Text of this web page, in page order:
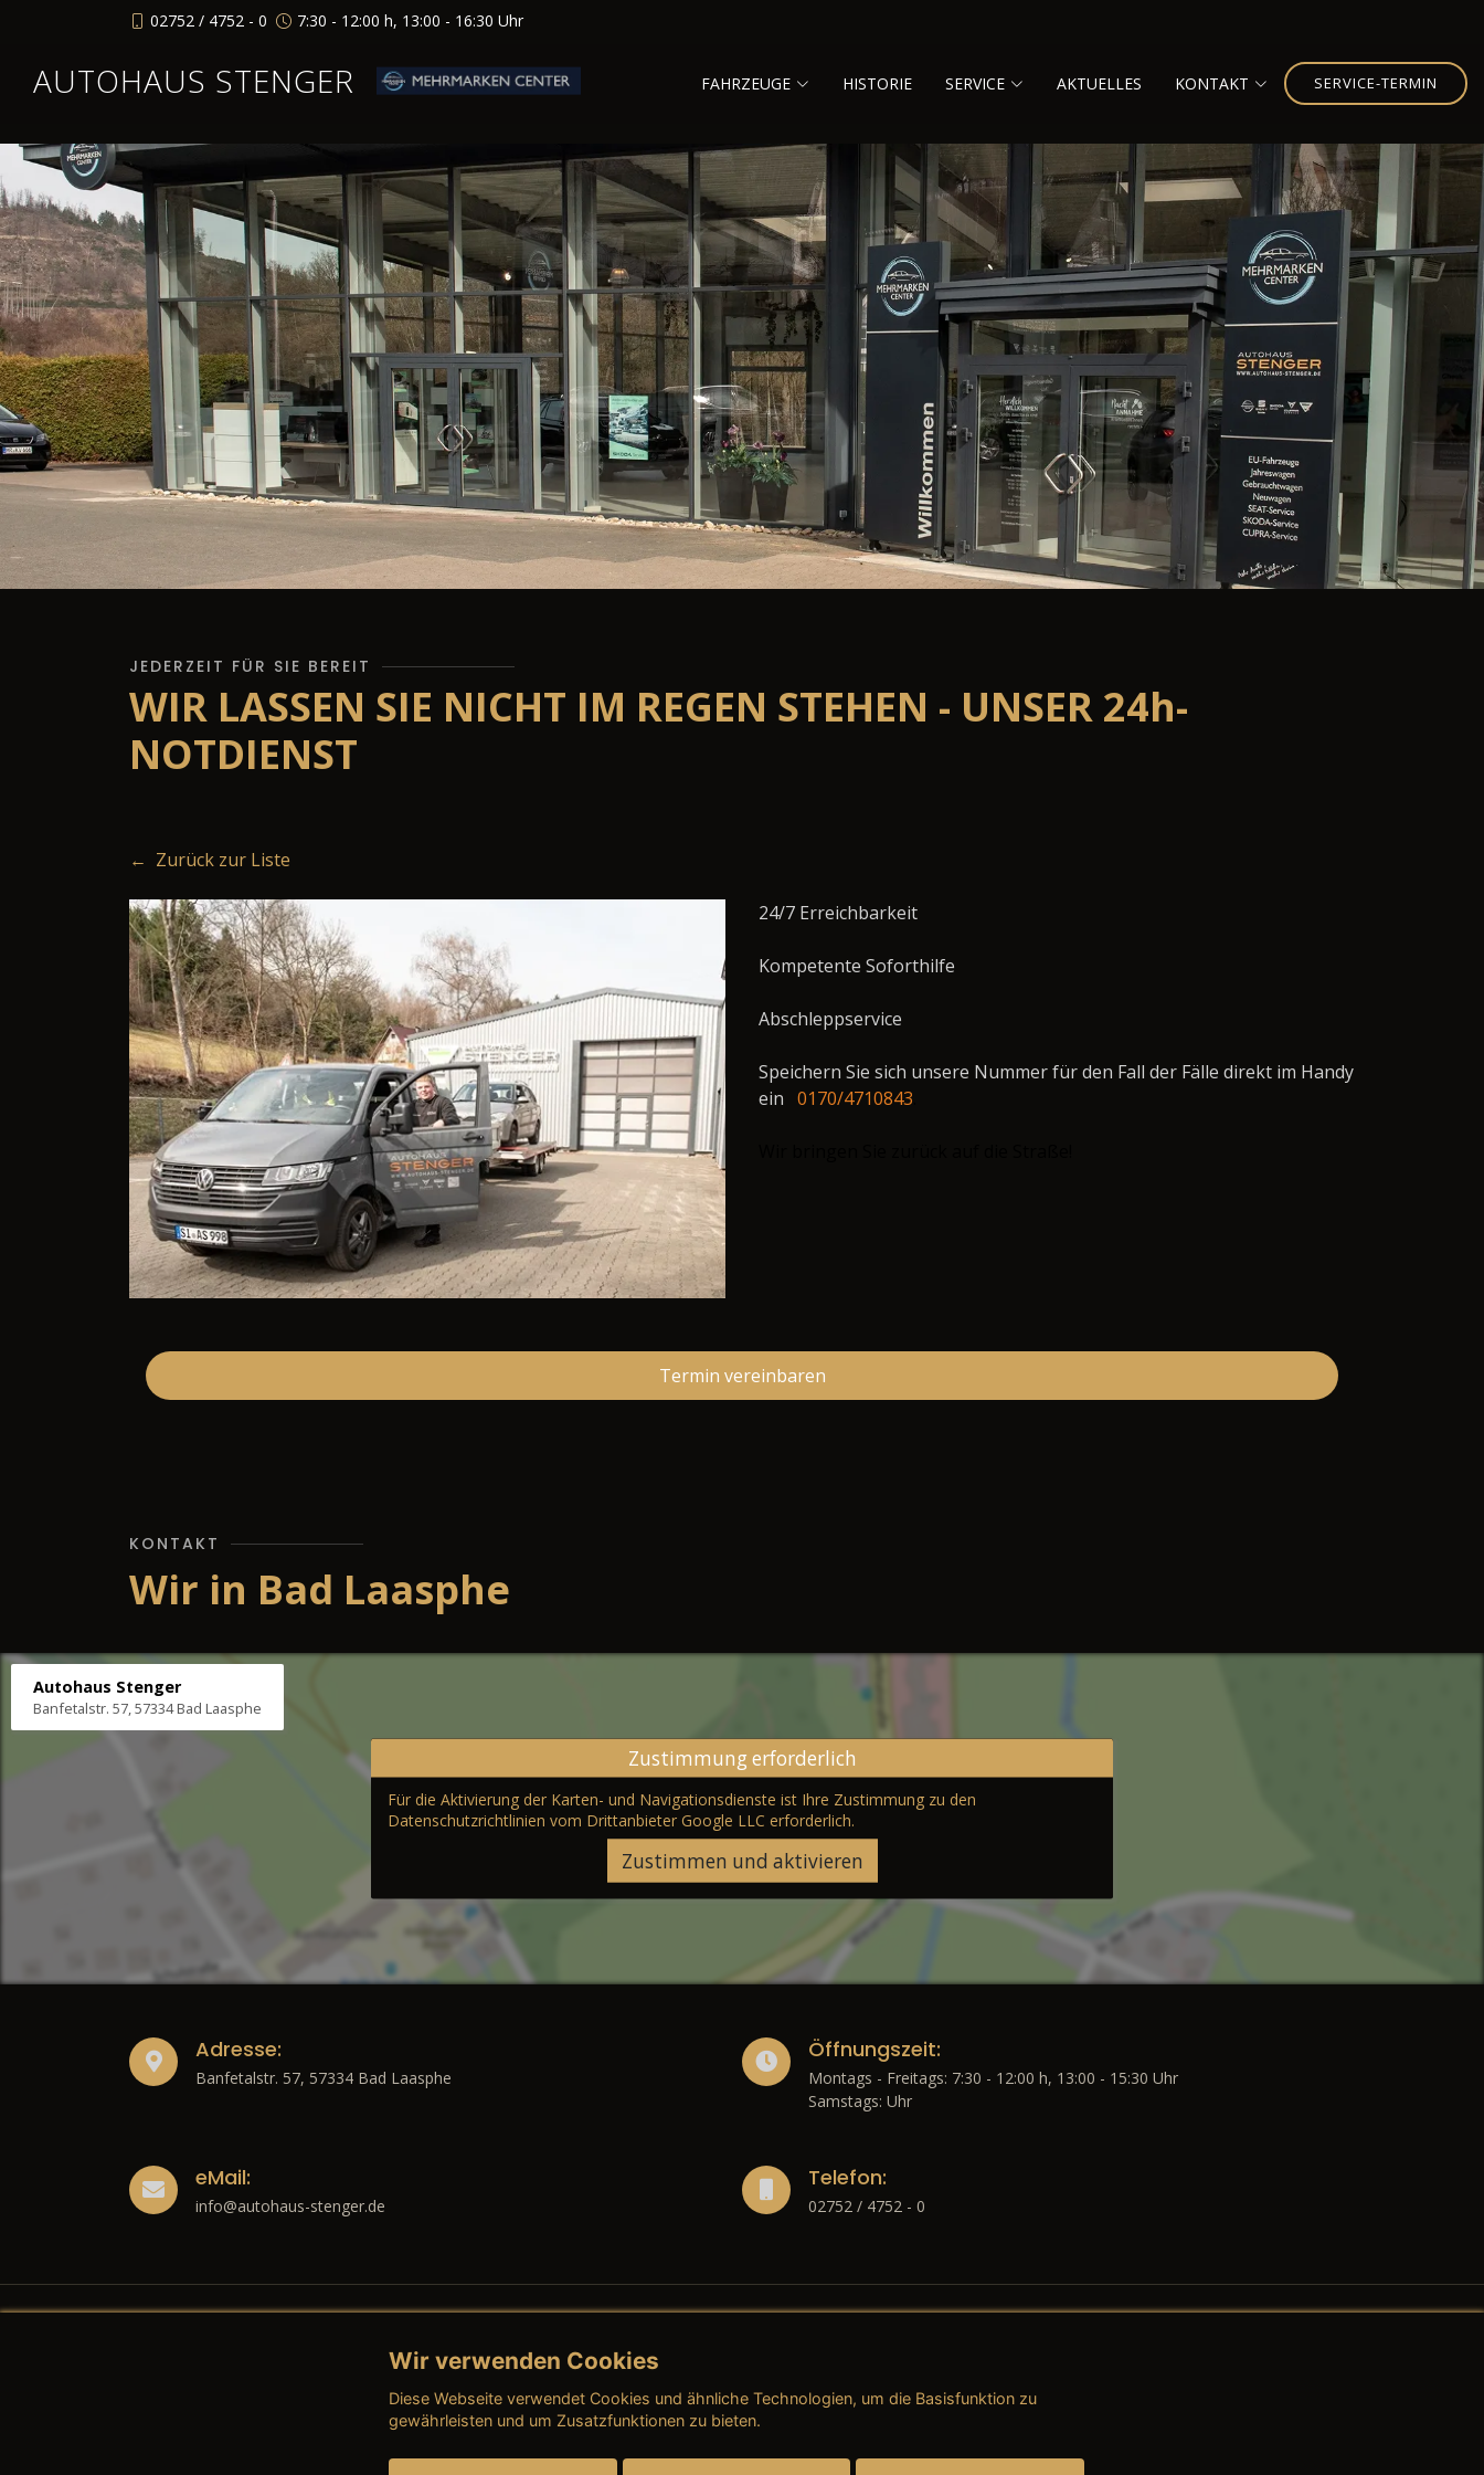
02752 / 4752 - 0 7:30 - 12:00 h, 13:00 - 16:30 Uhr
AUTOHAUS STENGER FAHRZEUGE HISTORIE SERVICE AKTUELLES KONTAKT SERVICE-TERMIN
JEDERZEIT FÜR SIE BEREIT
WIR LASSEN SIE NICHT IM REGEN STEHEN - UNSER 24h-
NOTDIENST
← Zurück zur Liste
24/7 Erreichbarkeit
Kompetente Soforthilfe
Abschleppservice
Speichern Sie sich unsere Nummer für den Fall der Fälle direkt im Handy
ein 0170/4710843
Termin vereinbaren
KONTAKT
Wir in Bad Laasphe
Autohaus Stenger
Banfetalstr. 57, 57334 Bad Laasphe
Zustimmung erforderlich
Für die Aktivierung der Karten- und Navigationsdienste ist Ihre Zustimmung zu den
Datenschutzrichtlinien vom Drittanbieter Google LLC erforderlich.
Zustimmen und aktivieren
Adresse:
Banfetalstr. 57, 57334 Bad Laasphe
Öffnungszeit:
Montags - Freitags: 7:30 - 12:00 h, 13:00 - 15:30 Uhr
Samstags: Uhr
eMail:
info@autohaus-stenger.de
Telefon:
02752 / 4752 - 0
Rechtliches
→ Impressum
→ AGB (Neuwagen)
→ AGB (Teile & Zubehör)
Wir verwenden Cookies
Diese Webseite verwendet Cookies und ähnliche Technologien, um die Basisfunktion zu
gewährleisten und um Zusatzfunktionen zu bieten.